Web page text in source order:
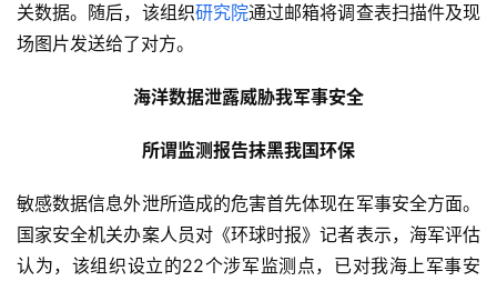
关数据。随后，该组织研究院通过邮箱将调查表扫描件及现
场图片发送给了对方。
海洋数据泄露威胁我军事安全
所谓监测报告抹黑我国环保
敏感数据信息外泄所造成的危害首先体现在军事安全方面。
国家安全机关办案人员对《环球时报》记者表示，海军评估
认为，该组织设立的22个涉军监测点，已对我海上军事安